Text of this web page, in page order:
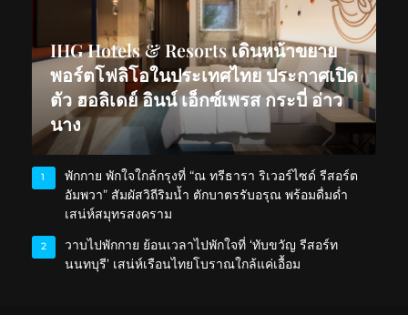
IHG Hotels & Resorts เดินหน้าขยาย
พอร์ตโฟลิโอในประเทศไทย ประกาศเปิด
ตัว ฮอลิเดย์ อินน์ เอ็กซ์เพรส กระบี่ อ่าว
นาง
1
พักกาย พักใจใกล้กรุงที่ “ณ ทรีธารา ริเวอร์ไซด์ รีสอร์ต
อัมพวา” สัมผัสวิถีริมน้ำ ตักบาตรรับอรุณ พร้อมดื่มด่ำ
เสน่ห์สมุทรสงคราม
2
วาบไปพักกาย ย้อนเวลาไปพักใจที่ ‘ทับขวัญ รีสอร์ท
นนทบุรี’ เสน่ห์เรือนไทยโบราณใกล้แค่เอื้อม